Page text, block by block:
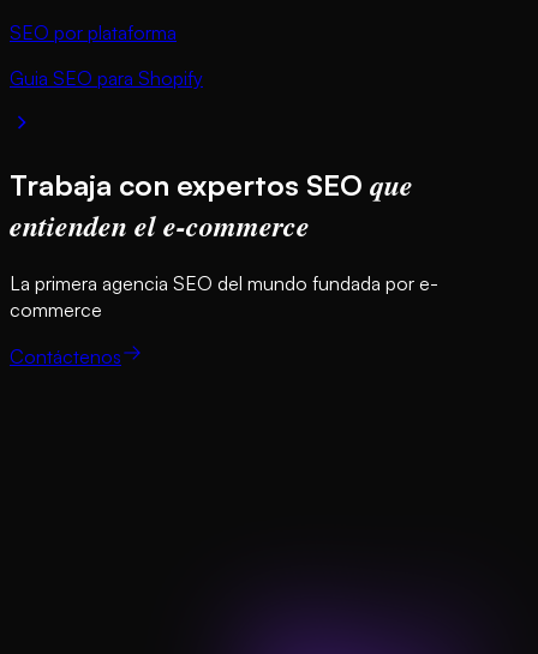
SEO por plataforma
Guia SEO para Shopify
Trabaja con expertos SEO que
entienden el e-commerce
La primera agencia SEO del mundo fundada por e-
commerce
Contáctenos